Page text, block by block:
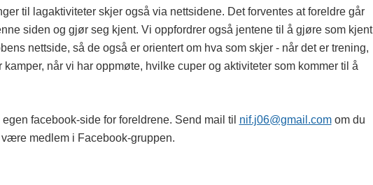
til lagaktiviteter skjer også via nettsidene. Det forventes at foreldre går
siden og gjør seg kjent. Vi oppfordrer også jentene til å gjøre som kjent
nettside, så de også er orientert om hva som skjer - når det er trening,
kamper, når vi har oppmøte, hvilke cuper og aktiviteter som kommer til å
facebook-side for foreldrene. Send mail til nif.j06@gmail.comom du
medlem i Facebook-gruppen.